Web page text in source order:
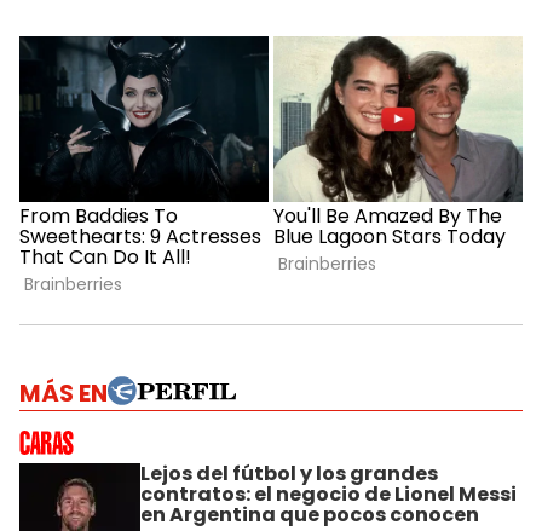
MÁS EN
Lejos del fútbol y los grandes
contratos: el negocio de Lionel Messi
en Argentina que pocos conocen